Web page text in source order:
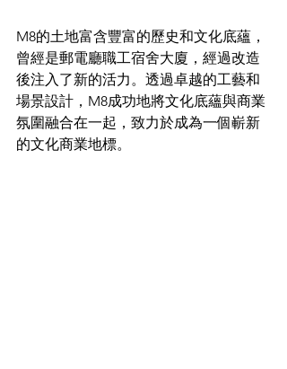
M8的土地富含豐富的歷史和文化底蘊，
曾經是郵電廳職工宿舍大廈，經過改造
後注入了新的活力。透過卓越的工藝和
場景設計，M8成功地將文化底蘊與商業
氛圍融合在一起，致力於成為一個嶄新
的文化商業地標。